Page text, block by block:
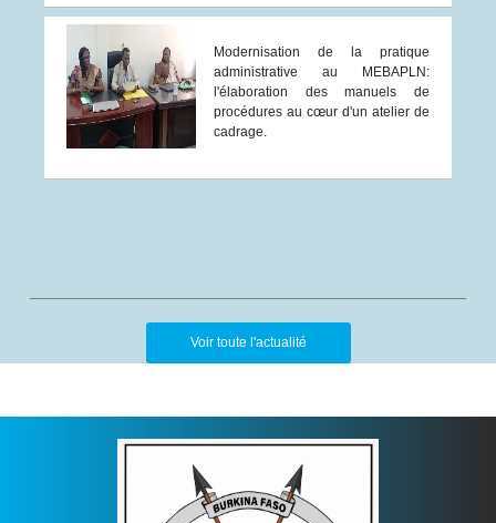
Modernisation de la pratique
administrative au MEBAPLN:
l'élaboration des manuels de
procédures au cœur d'un atelier de
cadrage.
Voir toute l'actualité